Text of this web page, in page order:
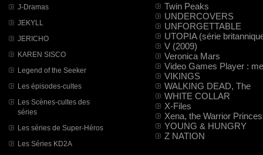
J-Dramas
JEKYLL
JERICHO
KAREN SISCO
Legend of the Seeker
Les épisodes-cultes
Les Scènes-cultes des
séries
Les séries de Super-Héros
Les Séries KD2A
Twin Peaks
UNDERCOVERS
UNFORGETTABLE
UTOPIA (série
V (2009)
Veronica Mars
Video Games Player :
VIKINGS
WALKING DEAD, The
WHITE COLLAR
X-Files
Xena, the Warrior
YOUNG & HUNGRY
Z NATION